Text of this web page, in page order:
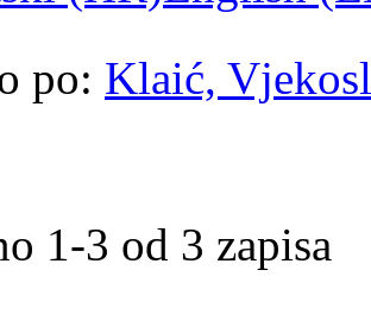
po: Klaić,
1-3 od 3 zapisa